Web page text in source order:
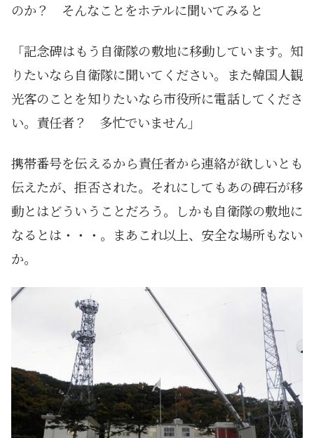
のか？ そんなことをホテルに聞いてみると
「記念碑はもう自衛隊の敷地に移動しています。知
りたいなら自衛隊に聞いてください。また韓国人観
光客のことを知りたいなら市役所に電話してくださ
い。責任者？ 多忙でいません」
携帯番号を伝えるから責任者から連絡が欲しいとも
伝えたが、拒否された。それにしてもあの碑石が移
動とはどういうことだろう。しかも自衛隊の敷地に
なるとは・・・。まあこれ以上、安全な場所もない
か。